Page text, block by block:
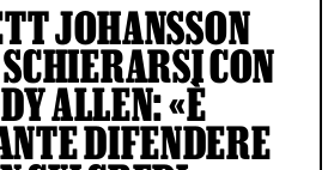
JOHANSSON
CON
ALLEN: «È
DIFENDERE